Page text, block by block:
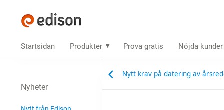
Startsidan Produkter Prova gratis Nöjda kunder
Nytt krav på datering av
Nyheter